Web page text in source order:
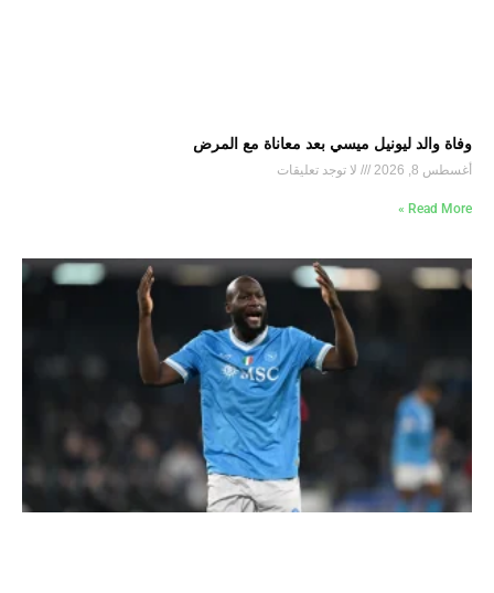
وفاة والد ليونيل ميسي بعد معاناة مع المرض
أغسطس 8, 2026 لا توجد تعليقات
Read More »